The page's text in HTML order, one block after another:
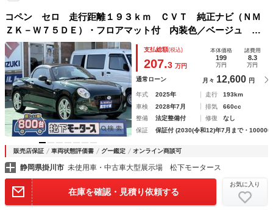
コペン セロ 走行距離１９３ｋｍ ＣＶＴ 純正ナビ（ＮＭ
ＺＫ－Ｗ７５ＤＥ）・フロアマット付 内装色／ベージュ Ｌ
ＥＤヘッドランプ オートライト 運転席・助手席シートヒー
ター 本革巻ステアリング ディーラー試乗車
支払総額(税込)
207.3 万円
本体価格
199
万円
諸費用
8.3
万円
通常ローン 月々 12,600 円
年式 2025年 走行
193km
車検
2028年7月 排気
660cc
整備
法定整備付 修復
なし
保証
保証付 (2030(令和12)年7月まで・
販売店保証 車両状態評価書 グー鑑定 オンライン商談可
静岡県掛川市 未使用車・中古車大型展示場 松下モータース
在庫を確認・見積り依頼する
お気に入り